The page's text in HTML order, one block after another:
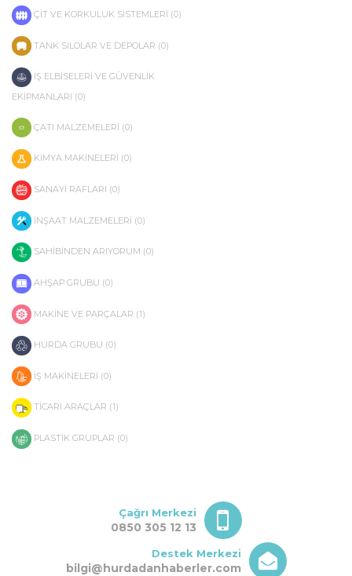
ÇİT VE KORKULUK SİSTEMLERİ (0)
TANK SİLOLAR VE DEPOLAR (0)
İŞ ELBİSELERİ VE GÜVENLİK
EKİPMANLARI (0)
ÇATI MALZEMELERİ (0)
KİMYA MAKİNELERİ (0)
SANAYİ RAFLARI (0)
İNŞAAT MALZEMELERİ (0)
SAHİBİNDEN ARIYORUM (0)
AHŞAP GRUBU (0)
MAKİNE VE PARÇALAR (1)
HURDA GRUBU (0)
İŞ MAKİNELERİ (0)
TİCARİ ARAÇLAR (1)
PLASTİK GRUPLAR (0)
Çağrı Merkezi
0850 305 12 13
Destek Merkezi
bilgi@hurdadanhaberler.com